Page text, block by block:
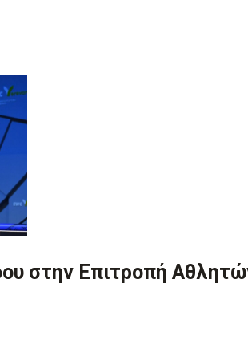
στην Επιτροπή